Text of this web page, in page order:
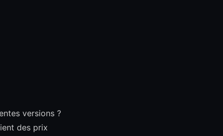
versions ?
des prix